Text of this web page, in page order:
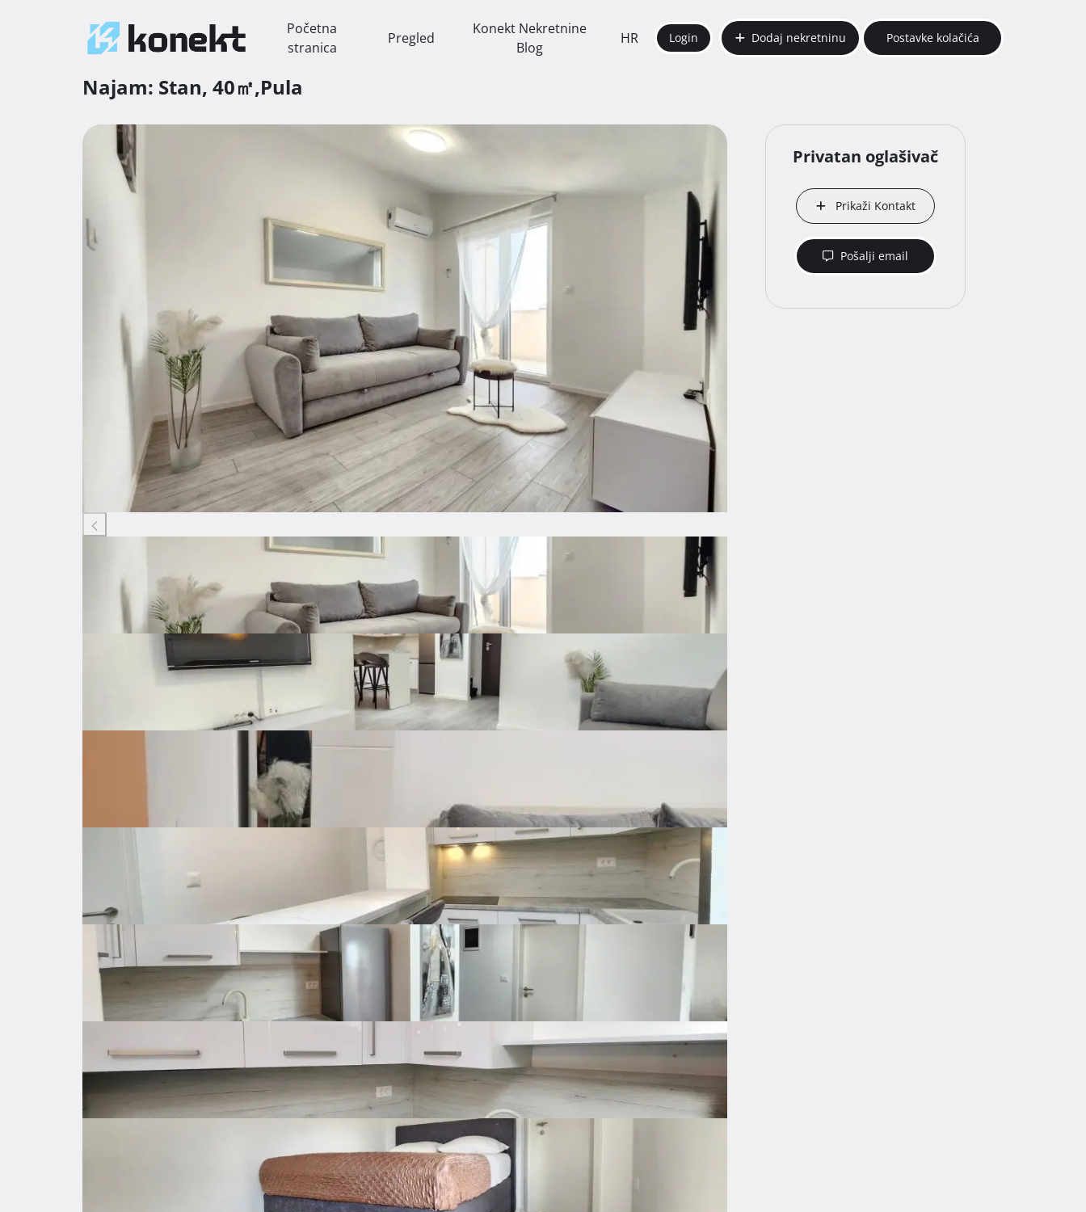
Početna
stranica
Pregled
Konekt Nekretnine
Blog
HR Login Dodaj nekretninu Postavke kolačića
Najam: Stan, 40㎡,Pula
Šifra oglasa: 73795711
Opis
Iznajmljuje se od 01.10.2025. - 15.06.2026.
Zvati na broj 0989317608
Prikaži više
Osnovne značajke
Općenito o nekretnini
Cijena
600 €
Cijena po kvadratu
15 €
Neto površina
40 ㎡
㎡
5
5
Broj spavaonica
1
Broj kupaonica
1
Broj toaleta
1
Broj kuhinja
Broj dnevnih
boravaka
Privatan oglašivač
Prikaži Kontakt
Pošalji email